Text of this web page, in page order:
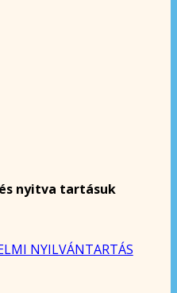
nyitva tartásuk
NYILVÁNTARTÁS